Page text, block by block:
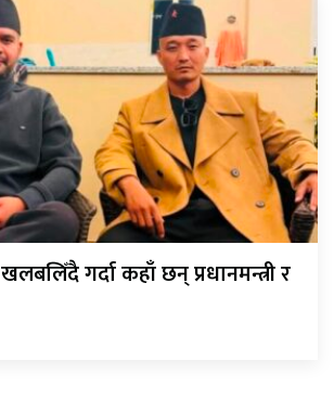
गर्दा कहाँ छन् प्रधानमन्त्री र